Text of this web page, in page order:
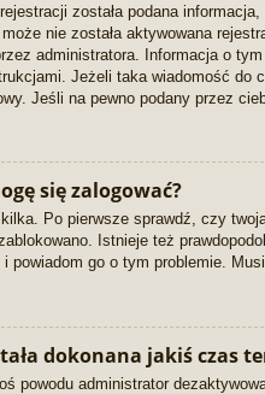
została podana
nie została aktywowana
administratora. Informacja o
Jeżeli taka wiadomość do
Jeśli na pewno podany przez
się zalogować?
Po pierwsze sprawdź, czy
Istnieje też
i powiadom go o tym problemie.
dokonana jakiś czas
powodu administrator